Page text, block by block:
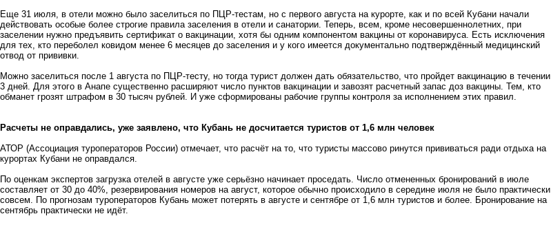
Еще 31 июля, в отели можно было заселиться по ПЦР-тестам, но с первого августа на курорте, как и по всей Кубани начали
действовать особые более строгие правила заселения в отели и санатории. Теперь, всем, кроме несовершеннолетних, при
заселении нужно предъявить сертификат о вакцинации, хотя бы одним компонентом вакцины от коронавируса. Есть исключения
для тех, кто переболел ковидом менее 6 месяцев до заселения и у кого имеется документально подтверждённый медицинский
отвод от прививки.
Можно заселиться после 1 августа по ПЦР-тесту, но тогда турист должен дать обязательство, что пройдет вакцинацию в течении
3 дней. Для этого в Анапе существенно расширяют число пунктов вакцинации и завозят расчетный запас доз вакцины. Тем, кто
обманет грозят штрафом в 30 тысяч рублей. И уже сформированы рабочие группы контроля за исполнением этих правил.
Расчеты не оправдались, уже заявлено, что Кубань не досчитается туристов от 1,6 млн человек
АТОР (Ассоциация туроператоров России) отмечает, что расчёт на то, что туристы массово ринутся прививаться ради отдыха на
курортах Кубани не оправдался.
По оценкам экспертов загрузка отелей в августе уже серьёзно начинает проседать. Число отмененных бронирований в июле
составляет от 30 до 40%, резервирования номеров на август, которое обычно происходило в середине июля не было практически
совсем. По прогнозам туроператоров Кубань может потерять в августе и сентябре от 1,6 млн туристов и более. Бронирование на
сентябрь практически не идёт.